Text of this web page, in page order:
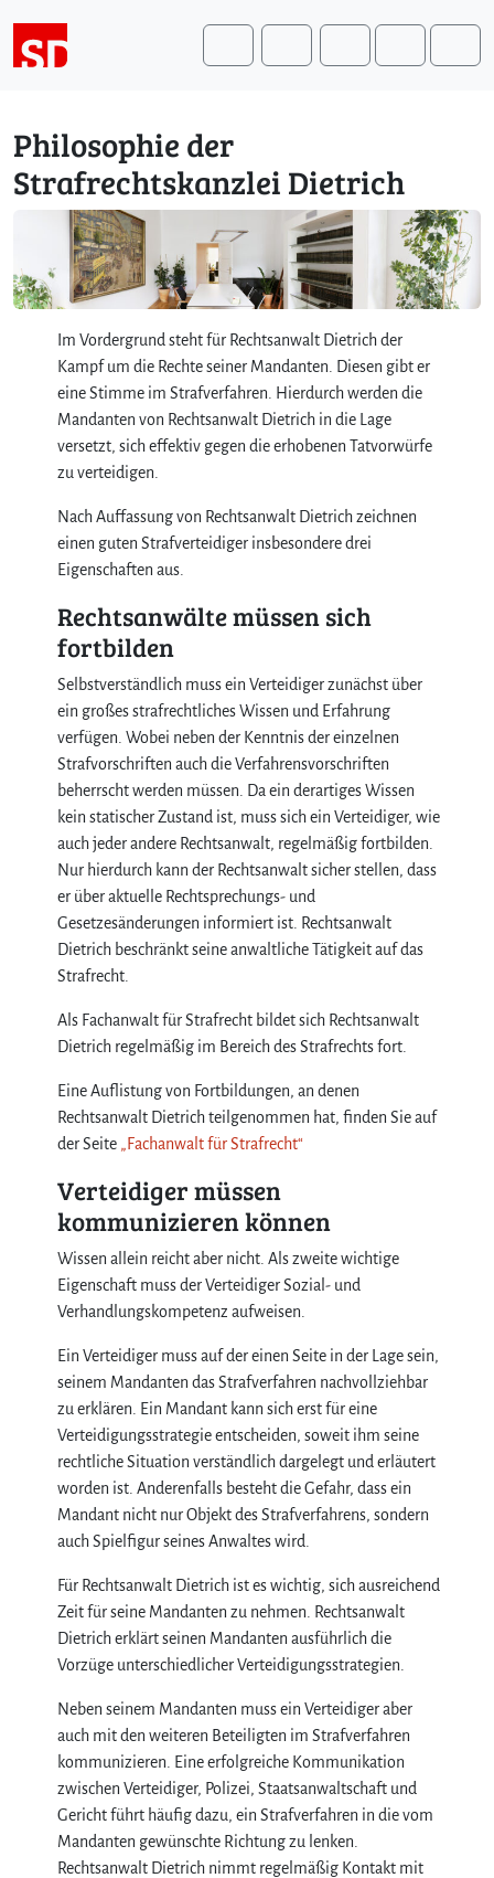
Search
Philosophie der
Strafrechtskanzlei Dietrich
Im Vordergrund steht für Rechtsanwalt Dietrich der
Kampf um die Rechte seiner Mandanten. Diesen gibt er
eine Stimme im Strafverfahren. Hierdurch werden die
Mandanten von Rechtsanwalt Dietrich in die Lage
versetzt, sich effektiv gegen die erhobenen Tatvorwürfe
zu verteidigen.
Nach Auffassung von Rechtsanwalt Dietrich zeichnen
einen guten Strafverteidiger insbesondere drei
Eigenschaften aus.
Rechtsanwälte müssen sich
fortbilden
Selbstverständlich muss ein Verteidiger zunächst über
ein großes strafrechtliches Wissen und Erfahrung
verfügen. Wobei neben der Kenntnis der einzelnen
Strafvorschriften auch die Verfahrensvorschriften
beherrscht werden müssen. Da ein derartiges Wissen
kein statischer Zustand ist, muss sich ein Verteidiger, wie
auch jeder andere Rechtsanwalt, regelmäßig fortbilden.
Nur hierdurch kann der Rechtsanwalt sicher stellen, dass
er über aktuelle Rechtsprechungs- und
Gesetzesänderungen informiert ist. Rechtsanwalt
Dietrich beschränkt seine anwaltliche Tätigkeit auf das
Strafrecht.
Als Fachanwalt für Strafrecht bildet sich Rechtsanwalt
Dietrich regelmäßig im Bereich des Strafrechts fort.
Eine Auflistung von Fortbildungen, an denen
Rechtsanwalt Dietrich teilgenommen hat, finden Sie auf
der Seite „Fachanwalt für Strafrecht“
Verteidiger müssen
kommunizieren können
Wissen allein reicht aber nicht. Als zweite wichtige
Eigenschaft muss der Verteidiger Sozial- und
Verhandlungskompetenz aufweisen.
Ein Verteidiger muss auf der einen Seite in der Lage sein,
seinem Mandanten das Strafverfahren nachvollziehbar
zu erklären. Ein Mandant kann sich erst für eine
Verteidigungsstrategie entscheiden, soweit ihm seine
rechtliche Situation verständlich dargelegt und erläutert
worden ist. Anderenfalls besteht die Gefahr, dass ein
Mandant nicht nur Objekt des Strafverfahrens, sondern
auch Spielfigur seines Anwaltes wird.
Für Rechtsanwalt Dietrich ist es wichtig, sich ausreichend
Zeit für seine Mandanten zu nehmen. Rechtsanwalt
Dietrich erklärt seinen Mandanten ausführlich die
Vorzüge unterschiedlicher Verteidigungsstrategien.
Neben seinem Mandanten muss ein Verteidiger aber
auch mit den weiteren Beteiligten im Strafverfahren
kommunizieren. Eine erfolgreiche Kommunikation
zwischen Verteidiger, Polizei, Staatsanwaltschaft und
Gericht führt häufig dazu, ein Strafverfahren in die vom
Mandanten gewünschte Richtung zu lenken.
Rechtsanwalt Dietrich nimmt regelmäßig Kontakt mit